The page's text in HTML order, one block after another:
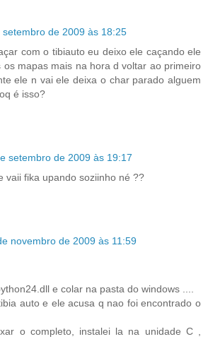
setembro de 2009 às 18:25
com o tibiauto eu deixo ele caçando ele
os mapas mais na hora d voltar ao primeiro
ele n vai ele deixa o char parado alguem
é isso?
setembro de 2009 às 19:17
vaii fika upando soziinho né ??
novembro de 2009 às 11:59
e colar na pasta do windows ....
auto e ele acusa q nao foi encontrado o
o completo, instalei la na unidade C ,